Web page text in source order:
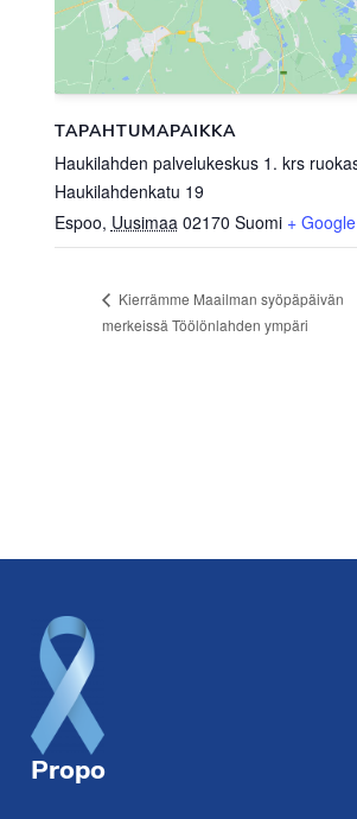
TAPAHTUMAPAIKKA
Haukilahden palvelukeskus 1. krs
Haukilahdenkatu 19
Espoo, Uusimaa 02170 Suomi +
Kierrämme Maailman syöpäpäivän
merkeissä Töölönlahden ympäri
Propo